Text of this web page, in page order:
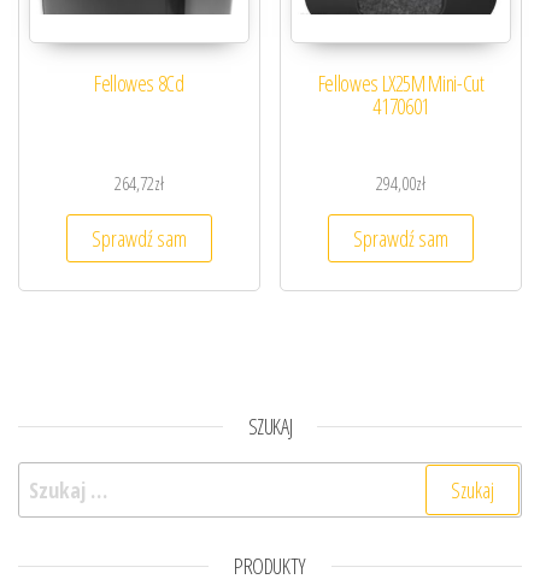
Fellowes 8Cd
264,72zł
Sprawdź sam
Fellowes LX25M Mini-Cut
4170601
294,00zł
Sprawdź sam
SZUKAJ
Szukaj:
PRODUKTY